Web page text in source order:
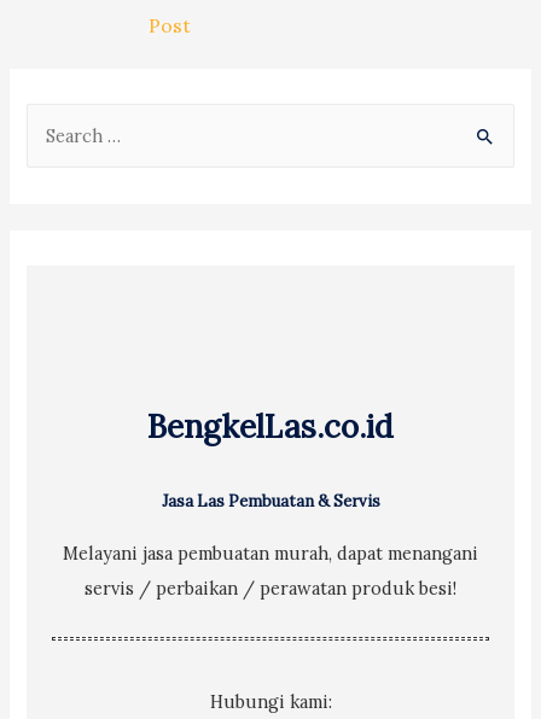
Post
BengkelLas.co.id
Jasa Las Pembuatan & Servis
Melayani jasa pembuatan murah, dapat menangani
servis / perbaikan / perawatan produk besi!
Hubungi kami: